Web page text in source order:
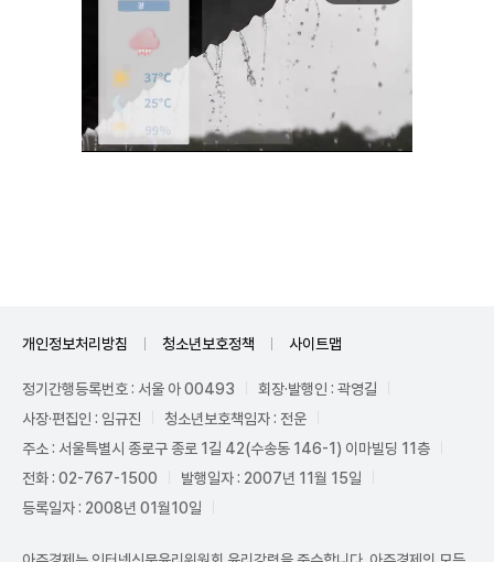
개인정보처리방침 청소년보호정책 사이트맵
정기간행등록번호 : 서울 아 00493
회장·발행인 : 곽영길
사장·편집인 : 임규진
청소년보호책임자 : 전운
주소 : 서울특별시 종로구 종로 1길 42(수송동 146-1) 이마빌딩 11층
전화 : 02-767-1500
발행일자 : 2007년 11월 15일
등록일자 : 2008년 01월10일